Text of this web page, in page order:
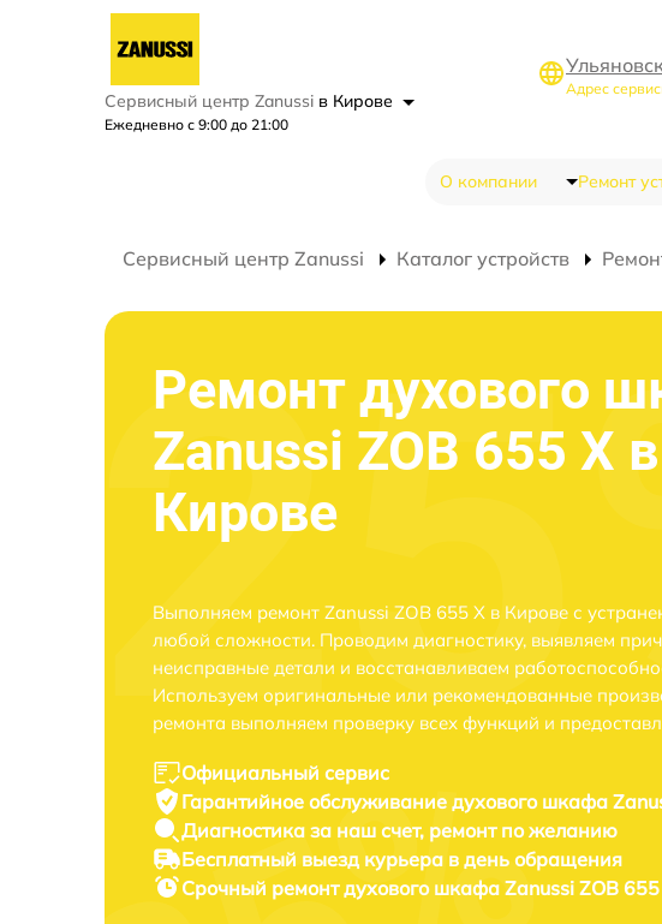
Сервисный центр Zanussi в Кирове
Ежедневно с 9:00 до 21:00
Адрес
О компании Ремонт
Сервисный центр Zanussi Каталог устройств
Ремонт духового
Zanussi ZOB 655 X в
Кирове
Выполняем ремонт Zanussi ZOB 655 X в Кирове с
любой сложности. Проводим диагностику, выявляем
неисправные детали и восстанавливаем
Используем оригинальные или рекомендованные
ремонта выполняем проверку всех функций и
Официальный сервис
Гарантийное обслуживание духового шкафа
Диагностика за наш счет, ремонт по желанию
Бесплатный выезд курьера в день обращения
Срочный ремонтдухового шкафа Zanussi ZOB